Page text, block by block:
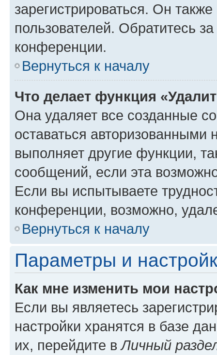
зарегистрироваться. Он
пользователей. Обратитесь
конференции.
Вернуться к началу
Что делает функция
Она удаляет все созданные
оставаться авторизованными
выполняет другие функции,
сообщений, если эта
Если вы испытываете
конференции, возможно,
Вернуться к началу
Параметры и
Как мне изменить мои
Если вы являетесь
настройки хранятся в базе
их, перейдите вЛичный